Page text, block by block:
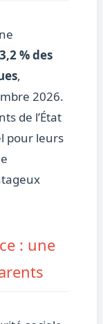
% des
,
2026.
de l’État
pour leurs
: une